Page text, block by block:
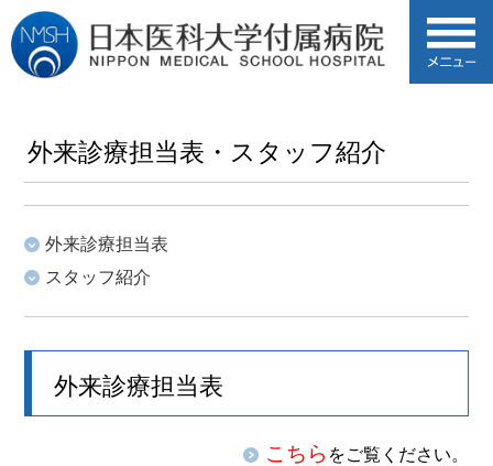
外来診療担当表・スタッフ紹介
外来診療担当表
スタッフ紹介
外来診療担当表
こちら をご覧ください。